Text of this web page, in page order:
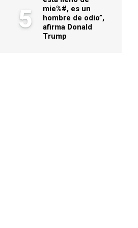
5
mie%#, es un
hombre de odio”,
afirma Donald
Trump